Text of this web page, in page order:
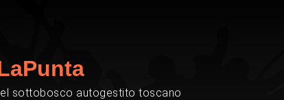
sottobosco autogestito toscano